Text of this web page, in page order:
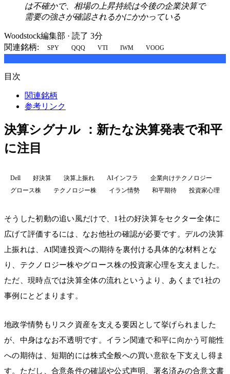
は不確かで、相場の上昇持続は今後の企業決算で
需要の強さが確認されるかにかかっている
Woodstock編集部 · 読了 3分
関連銘柄:
SPY QQQ VTI IWM VOOG
目次
関連銘柄
参考リンク
決算シグナル ：新たな決算発表で和平
に注目
Dell 好決算 決算上振れ AIインフラ
企業向けテクノロジー
グロース株
テクノロジー株 イラン情勢 和平期待 投資家心理
そうした初動の追い風だけで、1社の好決算をセクター全体に
広げて評価するには、なお他社の確認が必要です。デルの決算
上振れは、AI関連投資への期待を裏付ける具体的な材料とな
り、テクノロジー株やグロース株の投資家心理を支えました。
ただ、現時点では決算全体の流れというより、あくまで1社の
事例にとどまります。
地政学情勢もリスク資産を支える要因として挙げられました
が、中身はなお不透明です。イラン関連で和平に向かう可能性
への期待は、短期的には株式全般への買い意欲を下支えし得ま
す。ただし、合意条件の確認や公式声明、署名済みの合意文書